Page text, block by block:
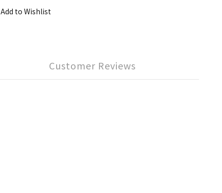
Add to Wishlist
Customer Reviews